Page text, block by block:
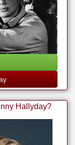
Hallyday?